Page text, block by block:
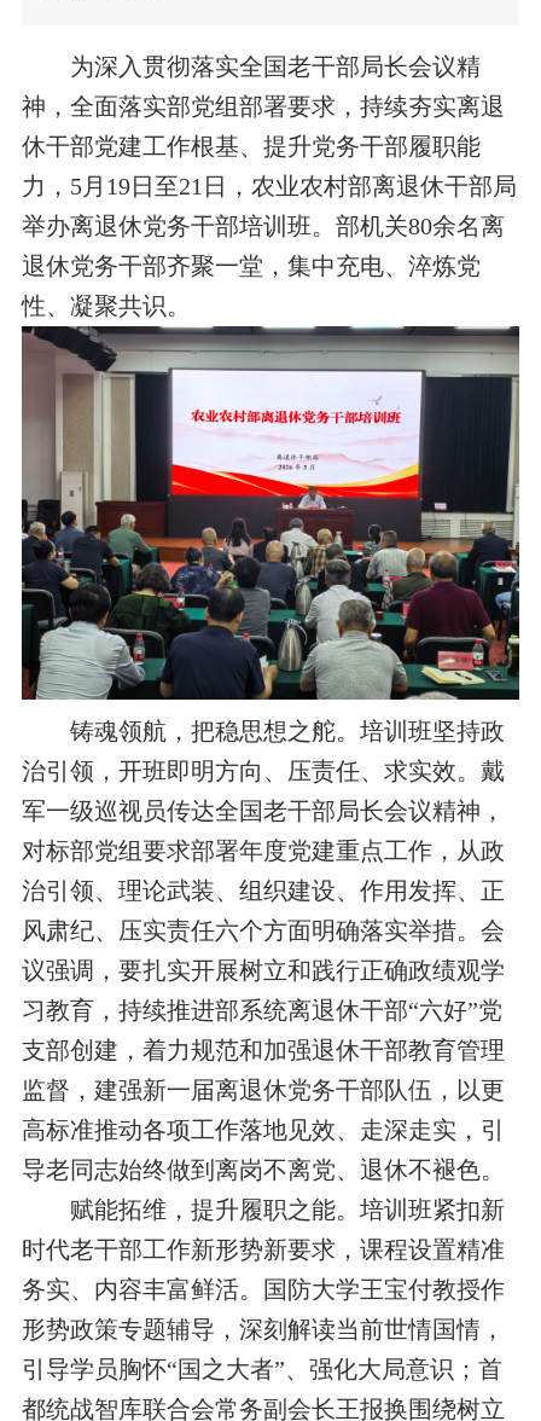
为深入贯彻落实全国老干部局长会议精
神，全面落实部党组部署要求，持续夯实离退
休干部党建工作根基、提升党务干部履职能
力 ，5月19日至21日，农业农村部离退休干部局
举办离退休党务干部培训班。 部机关80余名离
退休党务干部齐聚一堂，集中充电、淬炼党
性、凝聚共识。
铸魂领航，把稳思想之舵。 培训班坚持政
治引领，开班即明方向、压责任、求实效。戴
军一级巡视员传达全国老干部局长会议精神，
对标部党组要求部署年度党建重点工作， 从政
治引领、理论武装、组织建设、作用发挥、正
风肃纪、压实责任六个方面明确落实举措。会
议强调，要扎实开展树立和践行正确政绩观学
习教育， 持续推进部系统离退休干部“六好”党
支部创建，着力规范和加强退休干部教育管理
监督，建强新一届离退休党务干部队伍，以更
高标准推动各项工作落地见效、走深走实，引
导老同志始终做到离岗不离党、退休不褪色。
赋能拓维，提升履职之能。 培训 班紧扣新
时代老干部工作新形势新要求，课程设置精准
务实、内容丰富鲜活。国防大学王宝付教授作
形势政策专题辅导，深刻解读当前世情国情，
引导学员胸怀“国之大者”、强化大局意识；首
都统战智库联合会常务副会长王报换围绕树立